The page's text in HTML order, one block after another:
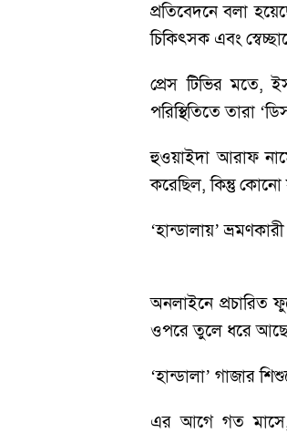
প্রতিবেদনে বলা
চিকিৎসক এবং
প্রেস টিভির মতে,
পরিস্থিতিতে তারা
হুওয়াইদা আরাফ
করেছিল, কিন্তু কোনো
‘হান্ডালায়’
অনলাইনে প্রচারিত
ওপরে তুলে ধরে
‘হান্ডালা’ গাজার
এর আগে গত মাসে,